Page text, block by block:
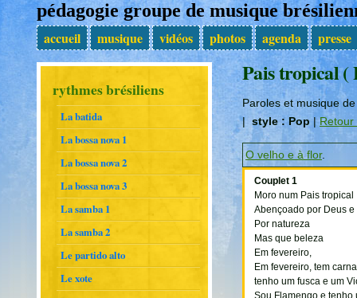
pédagogie groupe de musique
accueil musique vidéos photos agenda presse
Pais tropical (
Paroles et musique
| style : Pop |Retour
O velho e à flor.
Couplet 1
Moro num Pais tropical
Abençoado por Deus e
Por natureza
Mas que beleza
Em fevereiro,
Em fevereiro, tem
tenho um fusca e um
Sou Flamengo e tenho
rythmes brésiliens
La batida
La bossa nova 1
La bossa nova 2
La bossa nova 3
La samba 1
La samba 2
Le partido alto
Le xote